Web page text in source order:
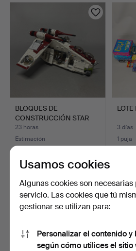
BLOQUES DE
CONSTRUCCIÓN STAR
WARS GUNSHIP.
23 horas
Estimación
27 USD
3 días
1 puja
Usamos cookies
Algunas cookies son
servicio. Las cookies que tú
gestionar se utilizan para:
Personalizar el contenido y
según cómo utilices el sitio